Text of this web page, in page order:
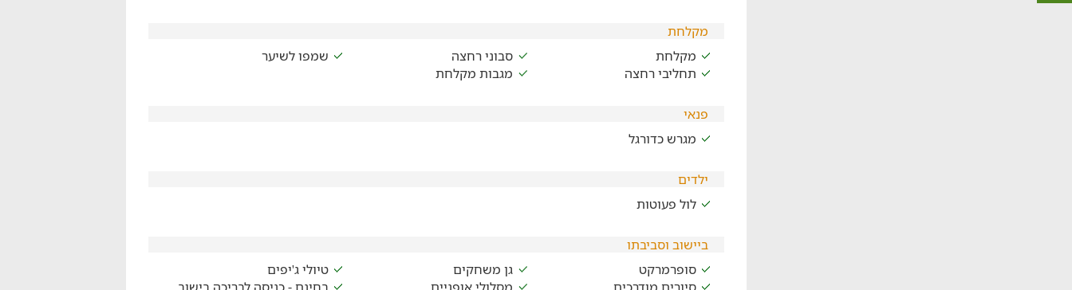
מקלחת
מקלחת
סבוני רחצה
שמפו לשיער
תחליבי רחצה
מגבות מקלחת
פנאי
מגרש כדורגל
ילדים
לול פעוטות
ביישוב וסביבתו
סופרמרקט
גן משחקים
טיולי ג'יפים